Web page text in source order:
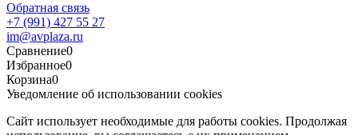
Обратная связь
+7 (991) 427 55 27
im@avplaza.ru
Сравнение0
Избранное0
Корзина0
Уведомление об использовании cookies
Сайт использует необходимые для работы cookies. Продолжая